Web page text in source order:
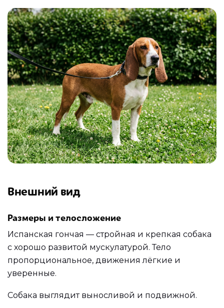
Внешний вид
Размеры и телосложение
Испанская гончая — стройная и крепкая собака
с хорошо развитой мускулатурой. Тело
пропорциональное, движения лёгкие и
уверенные.
Собака выглядит выносливой и подвижной.